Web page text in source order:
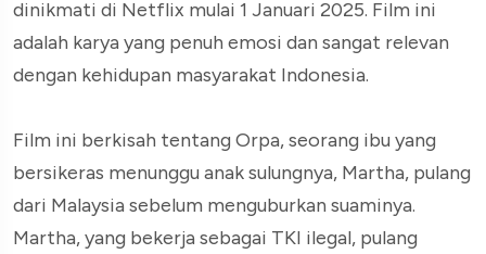
dinikmati di Netflix mulai 1 Januari 2025. Film ini
adalah karya yang penuh emosi dan sangat relevan
dengan kehidupan masyarakat Indonesia.
Film ini berkisah tentang Orpa, seorang ibu yang
bersikeras menunggu anak sulungnya, Martha, pulang
dari Malaysia sebelum menguburkan suaminya.
Martha, yang bekerja sebagai TKI ilegal, pulang